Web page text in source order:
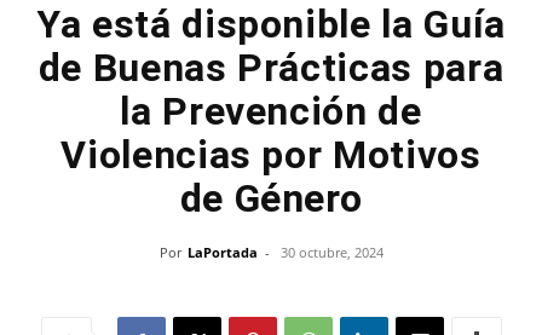
Ya está disponible la Guía
de Buenas Prácticas para
la Prevención de
Violencias por Motivos
de Género
Por LaPortada - 30 octubre, 2024